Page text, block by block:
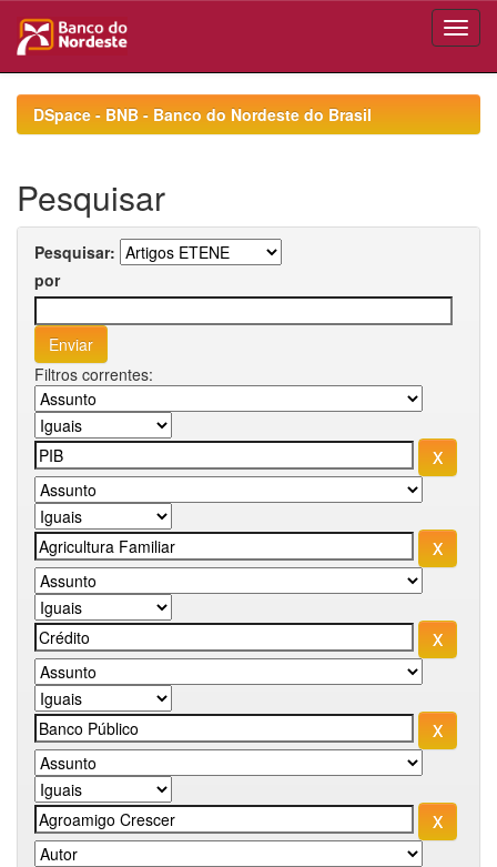
navigationDSpace - BNB - Banco do Nordeste do Brasil
Pesquisar
Pesquisar:
por
Filtros correntes: